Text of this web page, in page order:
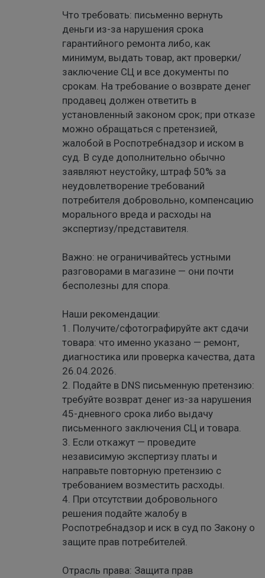
Что требовать: письменно вернуть
деньги из-за нарушения срока
гарантийного ремонта либо, как
минимум, выдать товар, акт проверки/
заключение СЦ и все документы по
срокам. На требование о возврате денег
продавец должен ответить в
установленный законом срок; при отказе
можно обращаться с претензией,
жалобой в Роспотребнадзор и иском в
суд. В суде дополнительно обычно
заявляют неустойку, штраф 50% за
неудовлетворение требований
потребителя добровольно, компенсацию
морального вреда и расходы на
экспертизу/представителя.
Важно: не ограничивайтесь устными
разговорами в магазине — они почти
бесполезны для спора.
Наши рекомендации:
1. Получите/сфотографируйте акт сдачи
товара: что именно указано — ремонт,
диагностика или проверка качества, дата
26.04.2026.
2. Подайте в DNS письменную претензию:
требуйте возврат денег из-за нарушения
45-дневного срока либо выдачу
письменного заключения СЦ и товара.
3. Если откажут — проведите
независимую экспертизу платы и
направьте повторную претензию с
требованием возместить расходы.
4. При отсутствии добровольного
решения подайте жалобу в
Роспотребнадзор и иск в суд по Закону о
защите прав потребителей.
Отрасль права: Защита прав